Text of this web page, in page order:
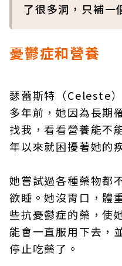
了很多洞，只補一
憂鬱症和營養
瑟蕾斯特（Celeste
多年前，她因為長期
找我，看看營養能不
年以來就困擾著她的
她嘗試過各種藥物都
欲睡。她沒胃口，體
些抗憂鬱症的藥，使
能會一直服用下去，
停止吃藥了。